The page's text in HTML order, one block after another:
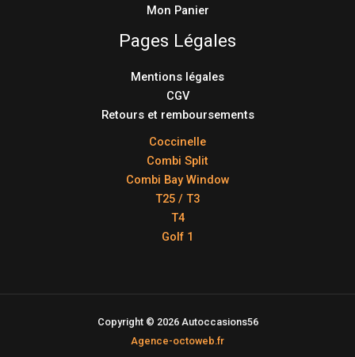
Mon Panier
Pages Légales
Mentions légales
CGV
Retours et remboursements
Coccinelle
Combi Split
Combi Bay Window
T25 / T3
T4
Golf 1
Copyright © 2026 Autoccasions56
Agence-octoweb.fr